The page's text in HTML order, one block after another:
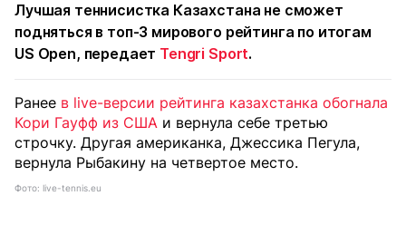
Лучшая теннисистка Казахстана не сможет
подняться в топ-3 мирового рейтинга по итогам
US Open, передает Tengri Sport.
Ранее в live-версии рейтинга казахстанка обогнала
Кори Гауфф из США и вернула себе третью
строчку. Другая американка, Джессика Пегула,
вернула Рыбакину на четвертое место.
Фото: live-tennis.eu